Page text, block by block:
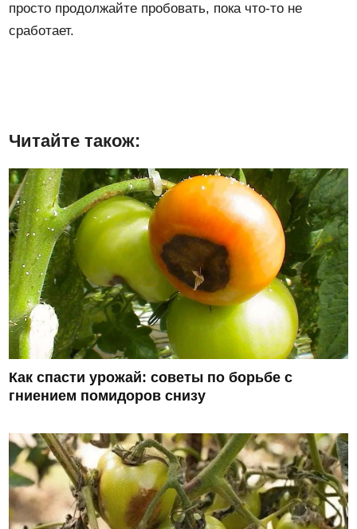
просто продолжайте пробовать, пока что-то не
сработает.
Читайте також:
Как спасти урожай: советы по борьбе с
гниением помидоров снизу